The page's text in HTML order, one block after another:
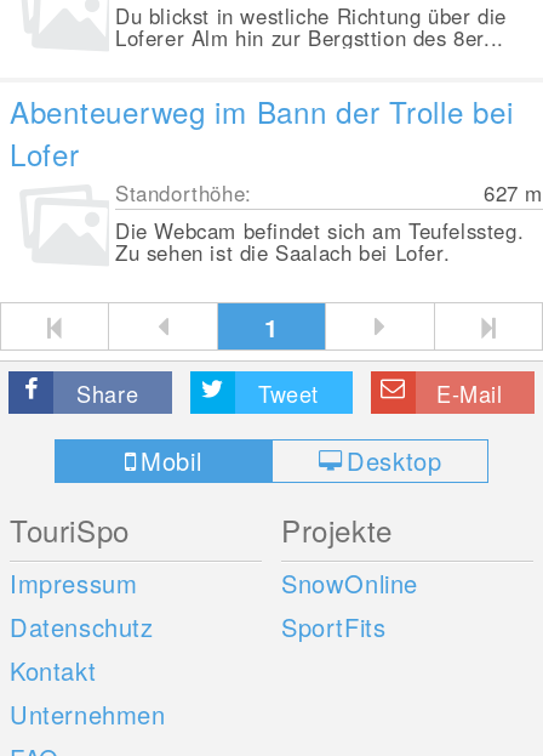
Du blickst in westliche Richtung über die
Loferer Alm hin zur Bergsttion des 8er...
Abenteuerweg im Bann der Trolle bei
Lofer
Standorthöhe: 627 m
Die Webcam befindet sich am Teufelssteg.
Zu sehen ist die Saalach bei Lofer.
1
Share Tweet E-Mail
Mobil Desktop
TouriSpo
Impressum
Datenschutz
Kontakt
Unternehmen
Projekte
SnowOnline
SportFits